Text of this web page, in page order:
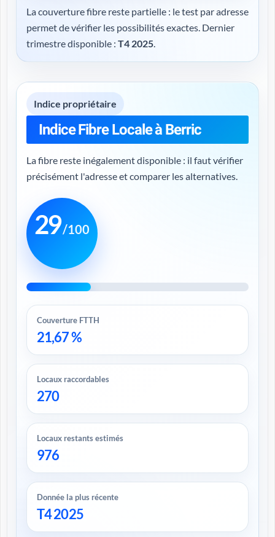
La couverture fibre reste partielle : le test par adresse
permet de vérifier les possibilités exactes. Dernier
trimestre disponible : T4 2025.
Indice propriétaire
Indice Fibre Locale à Berric
La fibre reste inégalement disponible : il faut vérifier
précisément l'adresse et comparer les alternatives.
29/100
Couverture FTTH
21,67 %
Locaux raccordables
270
Locaux restants estimés
976
Donnée la plus récente
T4 2025